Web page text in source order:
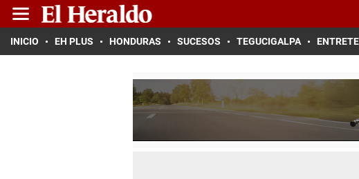
INICIO EH PLUS HONDURAS SUCESOS TEGUCIGALPA